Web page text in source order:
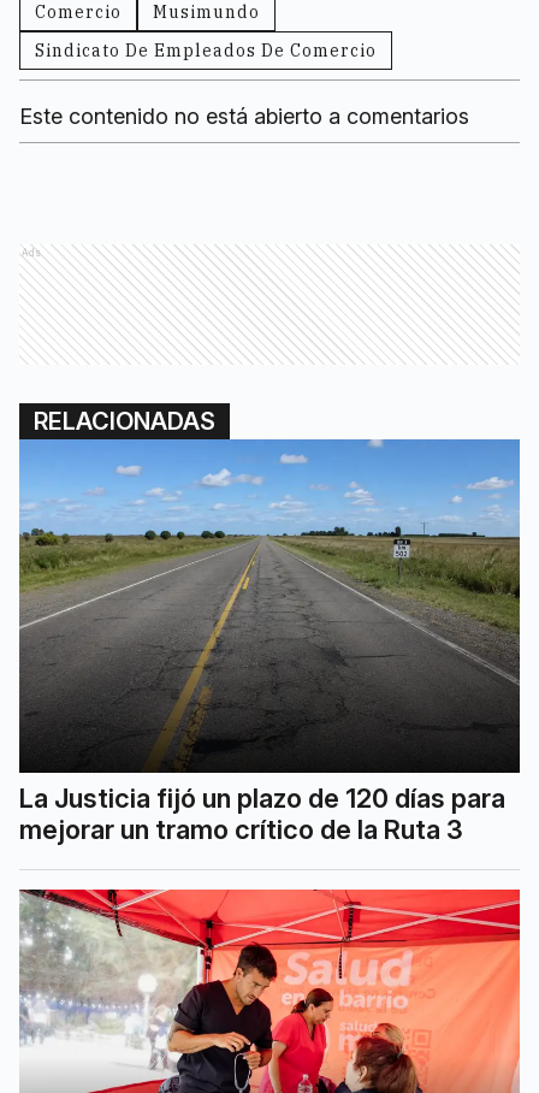
Comercio
Musimundo
Sindicato De Empleados De Comercio
Este contenido no está abierto a comentarios
Ads
RELACIONADAS
La Justicia fijó un plazo de 120 días para
mejorar un tramo crítico de la Ruta 3